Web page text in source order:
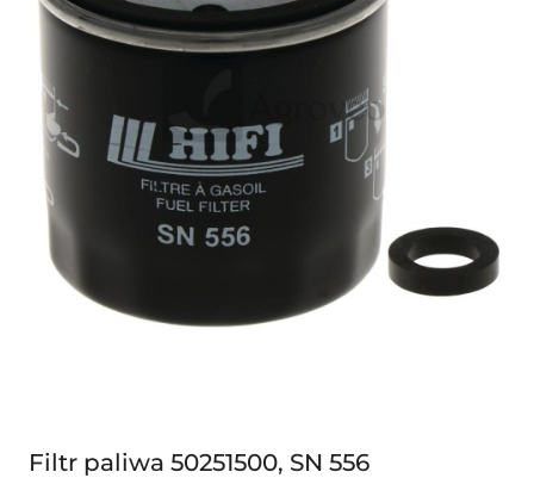
Filtr paliwa 50251500, SN 556